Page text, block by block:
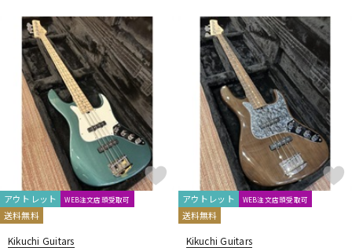
アウトレット WEB注文店頭受取可
送料無料
Kikuchi Guitars
アウトレット WEB注文店頭受取可
送料無料
Kikuchi Guitars